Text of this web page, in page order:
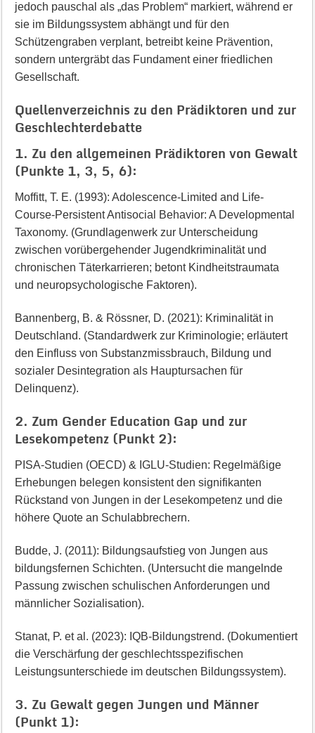
jedoch pauschal als „das Problem“ markiert, während er
sie im Bildungssystem abhängt und für den
Schützengraben verplant, betreibt keine Prävention,
sondern untergräbt das Fundament einer friedlichen
Gesellschaft.
Quellenverzeichnis zu den Prädiktoren und zur
Geschlechterdebatte
1. Zu den allgemeinen Prädiktoren von Gewalt
(Punkte 1, 3, 5, 6):
Moffitt, T. E. (1993): Adolescence-Limited and Life-
Course-Persistent Antisocial Behavior: A Developmental
Taxonomy. (Grundlagenwerk zur Unterscheidung
zwischen vorübergehender Jugendkriminalität und
chronischen Täterkarrieren; betont Kindheitstraumata
und neuropsychologische Faktoren).
Bannenberg, B. & Rössner, D. (2021): Kriminalität in
Deutschland. (Standardwerk zur Kriminologie; erläutert
den Einfluss von Substanzmissbrauch, Bildung und
sozialer Desintegration als Hauptursachen für
Delinquenz).
2. Zum Gender Education Gap und zur
Lesekompetenz (Punkt 2):
PISA-Studien (OECD) & IGLU-Studien: Regelmäßige
Erhebungen belegen konsistent den signifikanten
Rückstand von Jungen in der Lesekompetenz und die
höhere Quote an Schulabbrechern.
Budde, J. (2011): Bildungsaufstieg von Jungen aus
bildungsfernen Schichten. (Untersucht die mangelnde
Passung zwischen schulischen Anforderungen und
männlicher Sozialisation).
Stanat, P. et al. (2023): IQB-Bildungstrend. (Dokumentiert
die Verschärfung der geschlechtsspezifischen
Leistungsunterschiede im deutschen Bildungssystem).
3. Zu Gewalt gegen Jungen und Männer
(Punkt 1):